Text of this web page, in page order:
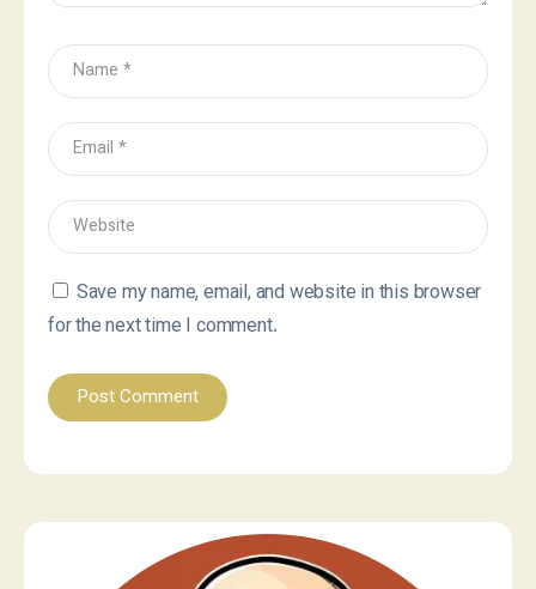
Save my name, email, and website in this browser
for the next time I comment.